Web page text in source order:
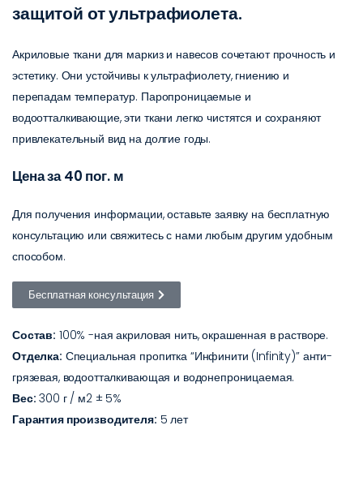
защитой от ультрафиолета.
Акриловые ткани для маркиз и навесов сочетают прочность и
эстетику. Они устойчивы к ультрафиолету, гниению и
перепадам температур. Паропроницаемые и
водоотталкивающие, эти ткани легко чистятся и сохраняют
привлекательный вид на долгие годы.
Цена за 40 пог. м
Для получения информации, оставьте заявку на бесплатную
консультацию или свяжитесь с нами любым другим удобным
способом.
Бесплатная консультация
Состав: 100% -ная акриловая нить, окрашенная в растворе.
Отделка: Специальная пропитка “Инфинити (Infinity)” анти-
грязевая, водоотталкивающая и водонепроницаемая.
Вес: 300 г / м2 ± 5%
Гарантия производителя: 5 лет